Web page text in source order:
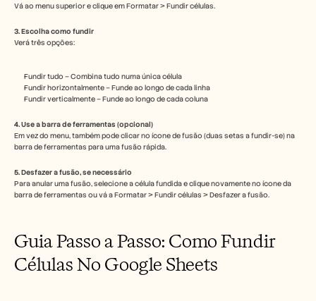
Vá ao menu superior e clique em Formatar > Fundir células.
3. Escolha como fundir
Verá três opções:
Fundir tudo – Combina tudo numa única célula
Fundir horizontalmente – Funde ao longo de cada linha
Fundir verticalmente – Funde ao longo de cada coluna
4. Use a barra de ferramentas (opcional)
Em vez do menu, também pode clicar no ícone de fusão (duas setas a fundir-se) na
barra de ferramentas para uma fusão rápida.
5. Desfazer a fusão, se necessário
Para anular uma fusão, selecione a célula fundida e clique novamente no ícone da
barra de ferramentas ou vá a Formatar > Fundir células > Desfazer a fusão.
Guia Passo a Passo: Como Fundir
Células No Google Sheets
Preços
Carreiras
Marcar uma demonstração